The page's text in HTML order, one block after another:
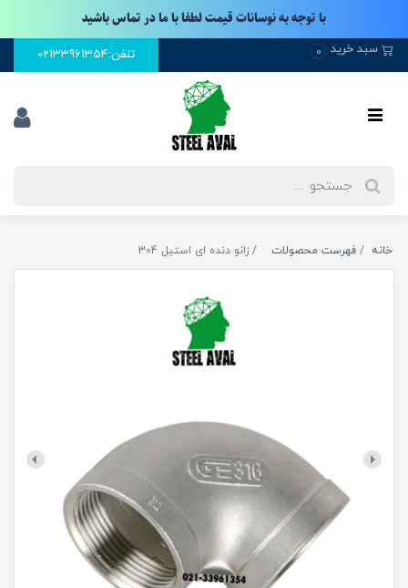
با توجه به نوسانات قیمت لطفا با ما در تماس باشید
سبد خرید 0 تلفن:02133961354
خانه فهرست محصولات زانو دنده ای استیل 304